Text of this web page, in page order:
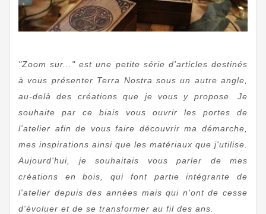
"Zoom sur..." est une petite série d'articles destinés
à vous présenter Terra Nostra sous un autre angle,
au-delà des créations que je vous y propose. Je
souhaite par ce biais vous ouvrir les portes de
l'atelier afin de vous faire découvrir ma démarche,
mes inspirations ainsi que les matériaux que j'utilise.
Aujourd'hui, je souhaitais vous parler de mes
créations en bois, qui font partie intégrante de
l'atelier depuis des années mais qui n'ont de cesse
d'évoluer et de se transformer au fil des ans.